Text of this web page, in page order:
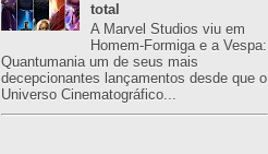
total
A Marvel Studios viu em
Homem-Formiga e a Vespa:
Quantumania um de seus mais
decepcionantes lançamentos desde que o
Universo Cinematográfico...